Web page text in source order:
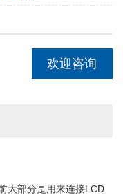
欢迎咨询
大部分是用来连接LCD